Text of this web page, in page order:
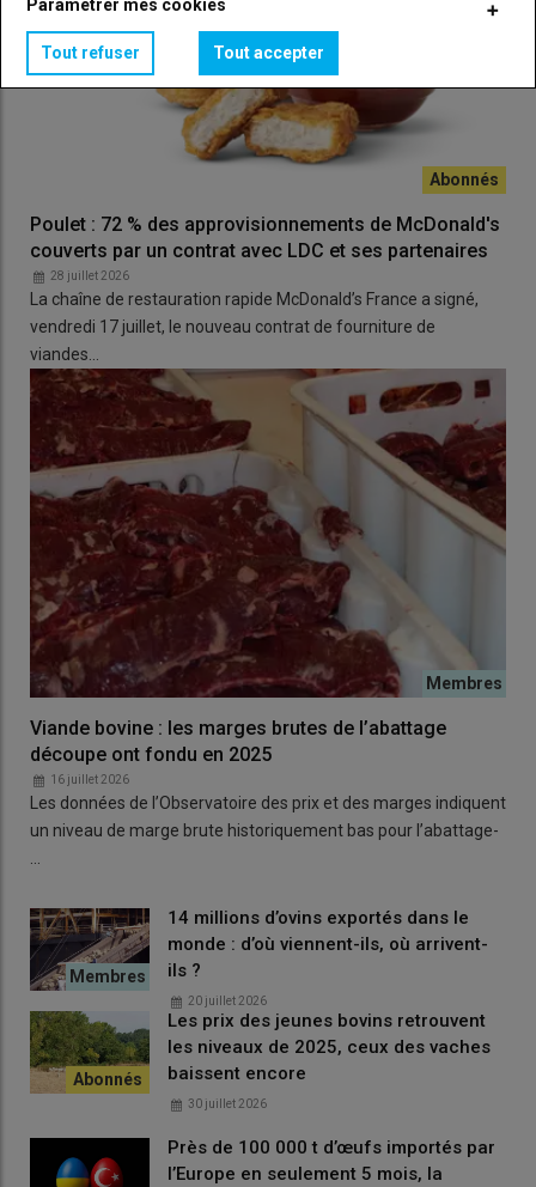
Poulet : 72 % des approvisionnements de McDonald's
couverts par un contrat avec LDC et ses partenaires
28 juillet 2026
La chaîne de restauration rapide McDonald’s France a signé,
vendredi 17 juillet, le nouveau contrat de fourniture de
viandes…
Viande bovine : les marges brutes de l’abattage
découpe ont fondu en 2025
16 juillet 2026
Les données de l’Observatoire des prix et des marges indiquent
un niveau de marge brute historiquement bas pour l’abattage-
14 millions d’ovins exportés dans le
monde : d’où viennent-ils, où arrivent-
ils ?
20 juillet 2026
Les prix des jeunes bovins retrouvent
les niveaux de 2025, ceux des vaches
baissent encore
30 juillet 2026
Près de 100 000 t d’œufs importés par
l’Europe en seulement 5 mois, la
Tout refuser Tout accepter